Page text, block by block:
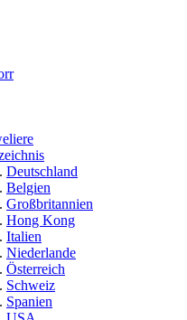
Deutschland
Belgien
Großbritannien
Hong Kong
Italien
Niederlande
Österreich
Schweiz
Spanien